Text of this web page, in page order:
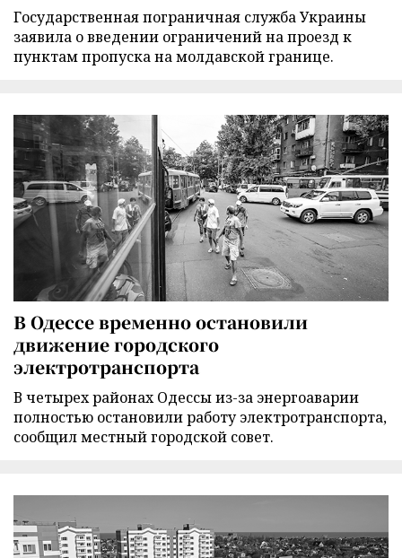
Государственная пограничная служба Украины
заявила о введении ограничений на проезд к
пунктам пропуска на молдавской границе.
В Одессе временно остановили
движение городского
электротранспорта
В четырех районах Одессы из-за энергоаварии
полностью остановили работу электротранспорта,
сообщил местный городской совет.